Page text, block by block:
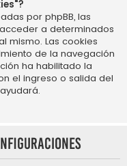
por phpBB, las
a determinados
mismo. Las cookies
de la navegación
ha habilitado la
el ingreso o salida del